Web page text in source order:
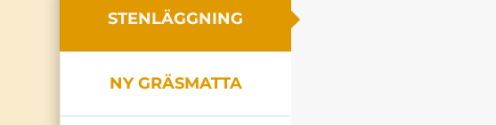
STENLÄGGNING
NY GRÄSMATTA